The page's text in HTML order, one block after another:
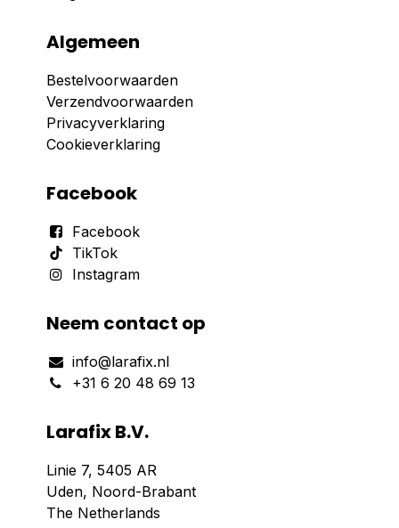
Algemeen
Bestelvoorwaarden
Verzendvoorwaarden
Privacyverklaring
Cookieverklaring
Facebook
Facebook
TikTok
Instagram
Neem contact op
info@larafix.nl
+31 6 20 48 69 13
Larafix B.V.
Linie 7, 5405 AR
Uden, Noord-Brabant
The Netherlands